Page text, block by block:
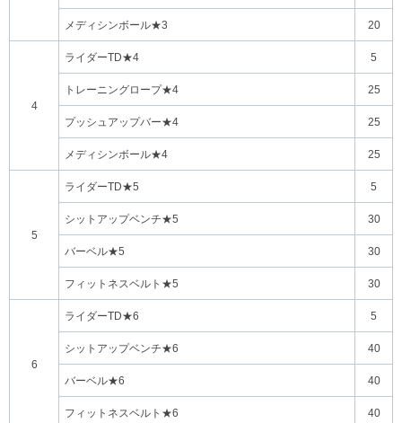
メディシンボール★3 20
4
ライダーTD★4 5
トレーニングロープ★4 25
プッシュアップバー★4 25
メディシンボール★4 25
5
ライダーTD★5 5
シットアップベンチ★5 30
バーベル★5 30
フィットネスベルト★5 30
6
ライダーTD★6 5
シットアップベンチ★6 40
バーベル★6 40
フィットネスベルト★6 40